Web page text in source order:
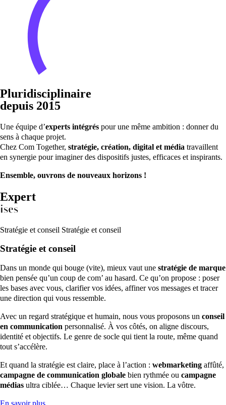
Pluridisciplinaire
depuis 2015
Une équipe d’experts intégrés pour une même ambition : donner du
sens à chaque projet.
Chez Com Together, stratégie, création, digital et média travaillent
en synergie pour imaginer des dispositifs justes, efficaces et inspirants.
Ensemble, ouvrons de nouveaux horizons !
Expert
ises
Stratégie et conseil Stratégie et conseil
Stratégie et conseil
Dans un monde qui bouge (vite), mieux vaut une stratégie de marque
bien pensée qu’un coup de com’ au hasard. Ce qu’on propose : poser
les bases avec vous, clarifier vos idées, affiner vos messages et tracer
une direction qui vous ressemble.
Avec un regard stratégique et humain, nous vous proposons un conseil
en communication personnalisé. À vos côtés, on aligne discours,
identité et objectifs. Le genre de socle qui tient la route, même quand
tout s’accélère.
Et quand la stratégie est claire, place à l’action : webmarketing affûté,
campagne de communication globale bien rythmée ou campagne
médias ultra ciblée… Chaque levier sert une vision. La vôtre.
En savoir plus